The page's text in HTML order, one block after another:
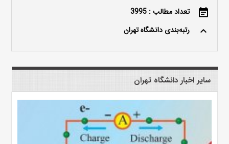
event_note تعداد مطالب : 3995
keyboard_arrow_up رتبه‌بندی دانشگاه تهران
سایر اخبار دانشگاه تهران